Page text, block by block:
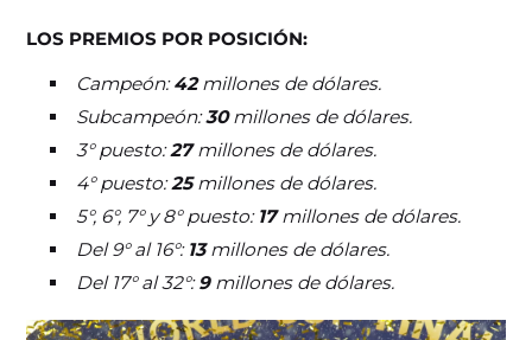
LOS PREMIOS POR POSICIÓN:
Campeón:42millones de dólares.
Subcampeón:30millones de dólares.
3° puesto:27millones de dólares.
4° puesto:25millones de dólares.
5°, 6°, 7° y 8° puesto: 17millones de dólares.
Del 9° al 16°: 13millones de dólares.
Del 17° al 32°:9 millones de dólares.